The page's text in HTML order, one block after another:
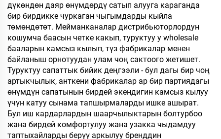
дүкөндөн даяр өнүмдөрдү сатып алууга караганда
бир бирдикке чуркаган чыгымдарды кыйла
төмөндөтөт. Мейманканалар дистрибьюторлордун
кошумча баасын четке какып, туруктуу у wholesale
бааларын камсыз кылып, түз фабрикалар менен
байланыш орнотуудан улам чоң сактоого жетишет.
Туруктуу сапаттык бийик деңгээли - бул дагы бир чоң
артыкчылык, анткени фабрикалар ар бир партиядагы
өнүмдүн сапатынын бирдей экендигин камсыз кылуу
үчүн катуу сынама тапшырмаларды ишке ашырат.
Бул иш кардарлардын шаарчылыктарын болтурбоо
жана бирдей комфортулуу жана узакка чыдамдуу
таптыхайларды берүү аркылуу бренддин